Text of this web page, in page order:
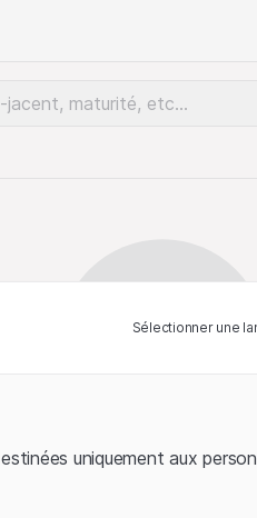
Sélectionner une
uniquement aux